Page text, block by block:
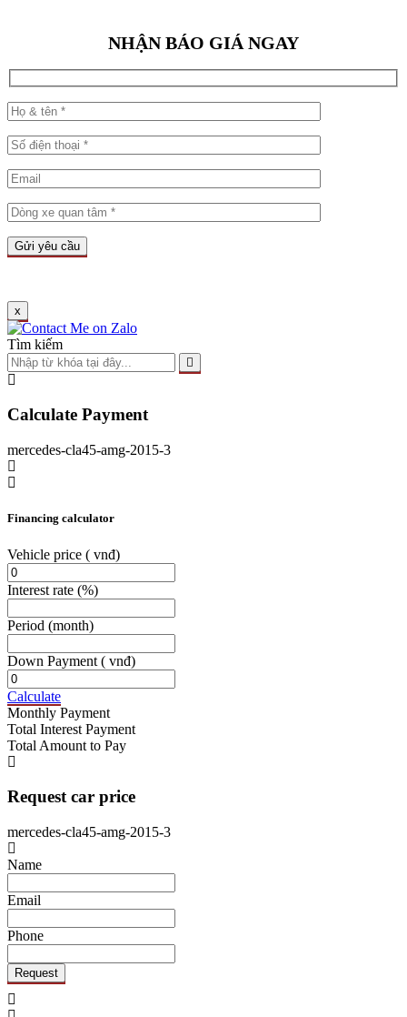
NHẬN BÁO GIÁ NGAY
x
Tìm kiếm
Calculate Payment
mercedes-cla45-amg-2015-3
Financing calculator
Vehicle price ( vnđ)
Interest rate (%)
Period (month)
Down Payment ( vnđ)
Calculate
Monthly Payment
Total Interest Payment
Total Amount to Pay
Request car price
mercedes-cla45-amg-2015-3
Name
Email
Phone
Request